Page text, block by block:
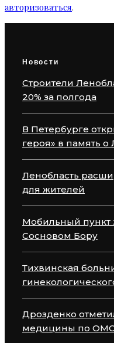
авторизоваться.
Новости
Строители
20% за полгода
В Петербурге
героя» в память
Ленобласть
для жителей
Мобильный пункт
Сосновом Бору
Тихвинская
Дрозденко
медицины по ОМС